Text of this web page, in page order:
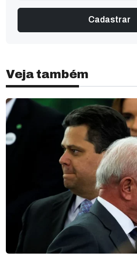
Veja também